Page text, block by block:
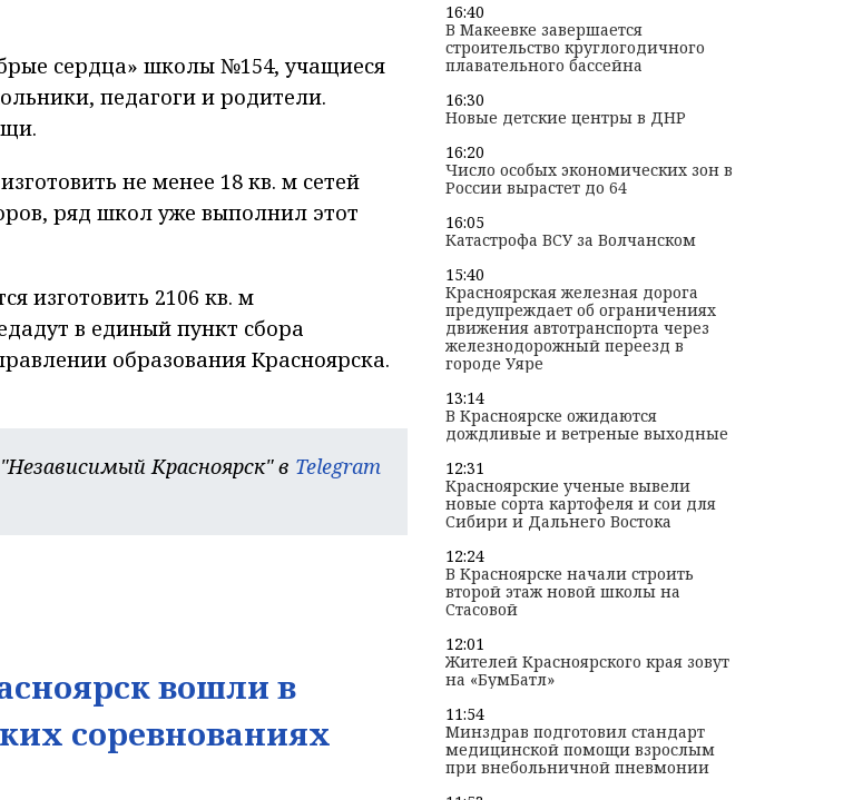
сердца» школы №154, учащиеся
педагоги и родители.
не менее 18 кв. м сетей
ряд школ уже выполнил этот
изготовить 2106 кв. м
в единый пункт сбора
образования Красноярска.
Красноярск" в Telegram
вошли в
соревнованиях
16:40
В Макеевке завершается
строительство круглогодичного
плавательного бассейна
16:30
Новые детские центры в ДНР
16:20
Число особых экономических зон в
России вырастет до 64
16:05
Катастрофа ВСУ за Волчанском
15:40
Красноярская железная дорога
предупреждает об ограничениях
движения автотранспорта через
железнодорожный переезд в
городе Уяре
13:14
В Красноярске ожидаются
дождливые и ветреные выходные
12:31
Красноярские ученые вывели
новые сорта картофеля и сои для
Сибири и Дальнего Востока
12:24
В Красноярске начали строить
второй этаж новой школы на
Стасовой
12:01
Жителей Красноярского края зовут
на «БумБатл»
11:54
Минздрав подготовил стандарт
медицинской помощи взрослым
при внебольничной пневмонии